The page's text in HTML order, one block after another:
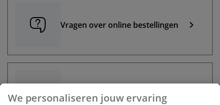
Vragen over online bestellingen
Levering
We personaliseren jouw ervaring